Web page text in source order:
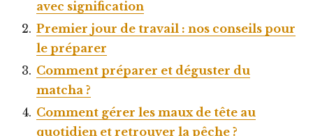
avec signification
Premier jour de travail : nos conseils pour
le préparer
Comment préparer et déguster du
matcha ?
Comment gérer les maux de tête au
quotidien et retrouver la pêche ?